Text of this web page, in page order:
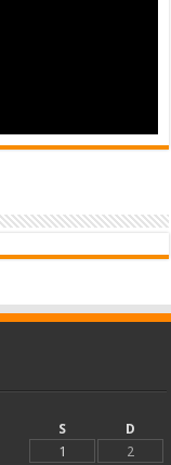
S
D
1
2